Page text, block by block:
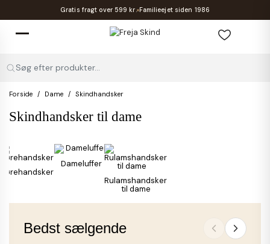
Gratis fragt over 599 kr. Familieejet siden 1986
Søg efter produkter...
Forside Dame Skindhandsker
Skindhandsker til dame
Kørehandsker
Dameluffer
Rulamshandsker
til dame
Bedst sælgende